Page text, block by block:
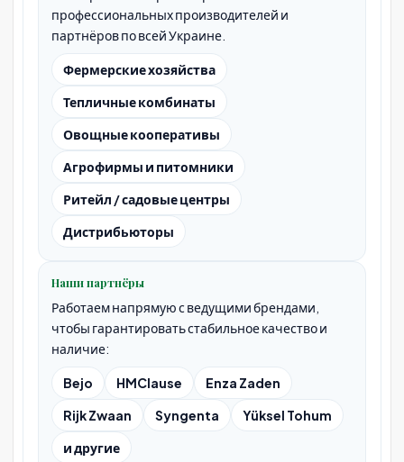
профессиональных производителей и
партнёров по всей Украине.
Фермерские хозяйства
Тепличные комбинаты
Овощные кооперативы
Агрофирмы и питомники
Ритейл / садовые центры
Дистрибьюторы
Наши партнёры
Работаем напрямую с ведущими брендами,
чтобы гарантировать стабильное качество и
наличие:
Bejo HMClause
Enza Zaden
Rijk Zwaan
Syngenta
Yüksel Tohum
и другие